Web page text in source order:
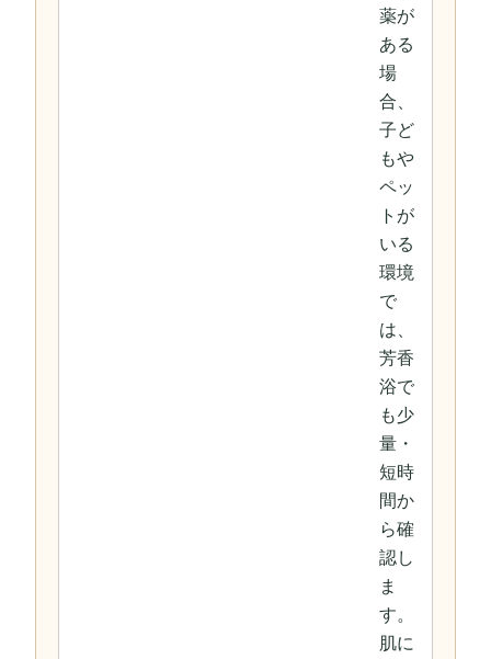
薬が
ある
場
合、
子ど
もや
ペッ
トが
いる
環境
で
は、
芳香
浴で
も少
量・
短時
間か
ら確
認し
ま
す。
肌に